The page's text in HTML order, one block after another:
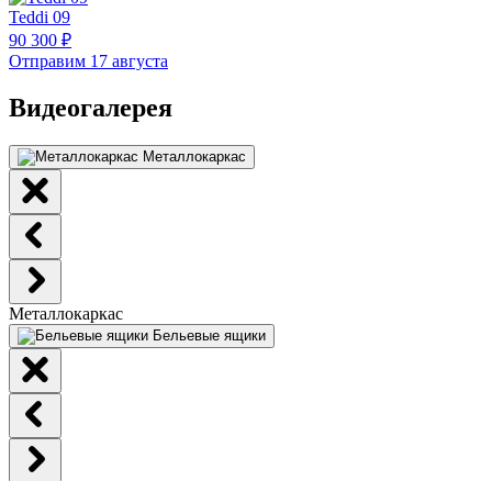
Teddi 09
90 300 ₽
Отправим 17 августа
Видеогалерея
Металлокаркас
Металлокаркас
Бельевые ящики